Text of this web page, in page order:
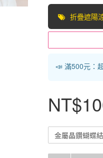
折疊遮陽
📣 滿500元：
金屬晶鑽蝴蝶